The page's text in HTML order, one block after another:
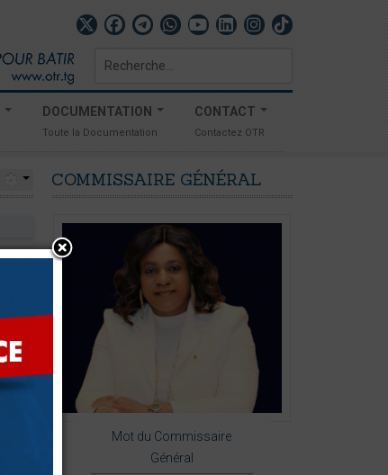
Rechercher
DOCUMENTATION
Toute la Documentation
CONTACT
Contactez OTR
COMMISSAIRE GÉNÉRAL
Mot du Commissaire
Général